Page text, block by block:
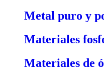
Metal puro y
Materiales
Materiales de